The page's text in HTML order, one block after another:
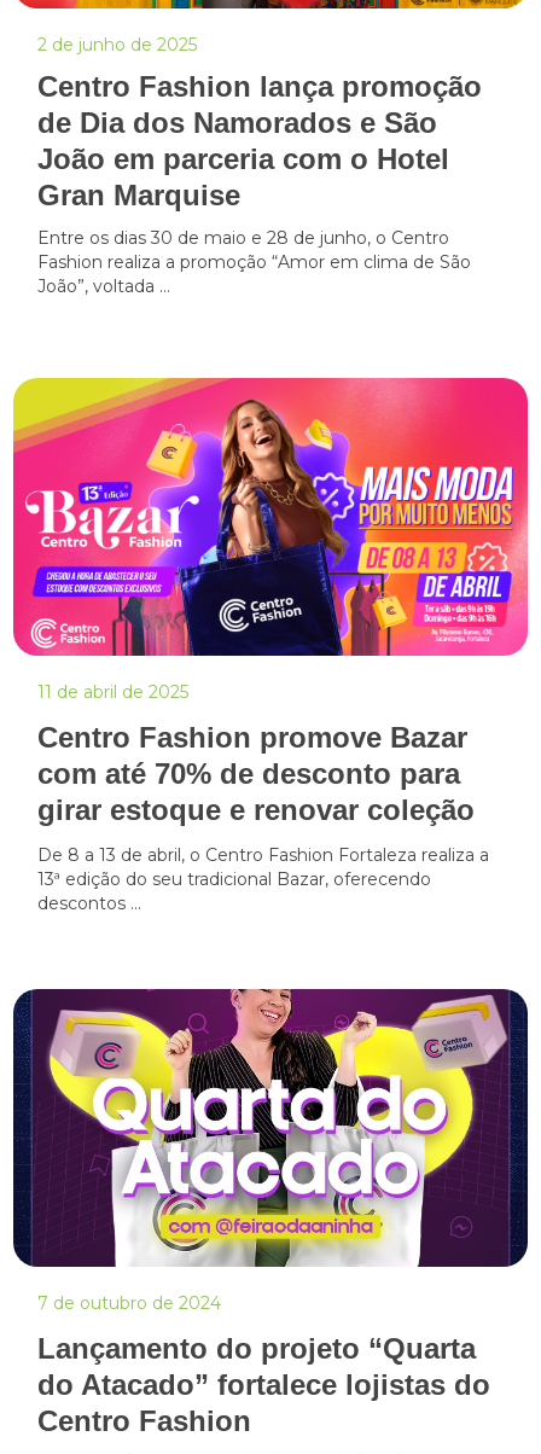
2 de junho de 2025
Centro Fashion lança promoção
de Dia dos Namorados e São
João em parceria com o Hotel
Gran Marquise
Entre os dias 30 de maio e 28 de junho, o Centro
Fashion realiza a promoção “Amor em clima de São
João”, voltada ...
11 de abril de 2025
Centro Fashion promove Bazar
com até 70% de desconto para
girar estoque e renovar coleção
De 8 a 13 de abril, o Centro Fashion Fortaleza realiza a
13ª edição do seu tradicional Bazar, oferecendo
descontos ...
7 de outubro de 2024
Lançamento do projeto “Quarta
do Atacado” fortalece lojistas do
Centro Fashion